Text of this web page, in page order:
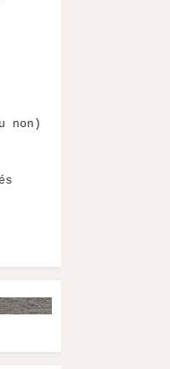
non)